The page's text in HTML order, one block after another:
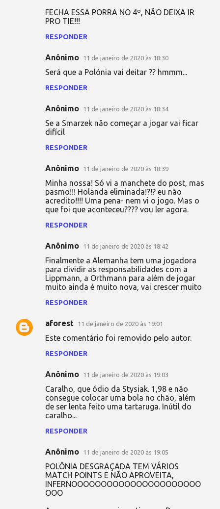
FECHA ESSA PORRA NO 4º, NÃO DEIXA IR
PRO TIE!!!
RESPONDER
Anônimo 11 de janeiro de 2020 às 18:30
Será que a Polónia vai deitar ?? hmmm...
RESPONDER
Anônimo 11 de janeiro de 2020 às 18:34
Se a Smarzek não começar a jogar vai ficar
difícil
RESPONDER
Anônimo 11 de janeiro de 2020 às 18:39
Minha nossa! Só vi a manchete do post, mas
pasmo!!! Holanda eliminada!?!? eu não
acredito!!!! Uma pena- nem vi o jogo. Mas o
que foi que aconteceu???? vou ler agora.
RESPONDER
Anônimo 11 de janeiro de 2020 às 18:42
Finalmente a Alemanha tem uma jogadora
para dividir as responsabilidades com a
Lippmann, a Orthmann para além de jogar
muito ainda é muito nova, vai crescer muito
RESPONDER
aforest 11 de janeiro de 2020 às 19:01
Este comentário foi removido pelo autor.
RESPONDER
Anônimo 11 de janeiro de 2020 às 19:03
Caralho, que ódio da Stysiak. 1,98 e não
consegue colocar uma bola no chão, além
de ser lenta feito uma tartaruga. Inútil do
caralho...
RESPONDER
Anônimo 11 de janeiro de 2020 às 19:05
POLÔNIA DESGRAÇADA TEM VÁRIOS
MATCH POINTS E NÃO APROVEITA,
INFERNOOOOOOOOOOOOOOOOOOOOOO
OOO